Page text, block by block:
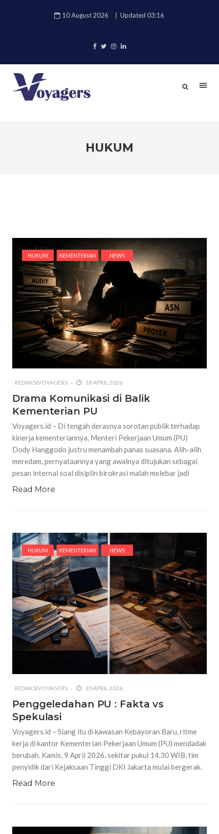
10 August 2026 Updated 03:16
HUKUM
HUKUM KEMENTERIAN NEWS
REDAKSIVOYAGERS 18 APRIL 2026
Drama Komunikasi di Balik
Kementerian PU
Voyagers.id – Di tengah derasnya sorotan publik terhadap
kinerja kementeriannya, Menteri Pekerjaan Umum (PU)
Dody Hanggodo justru menambah panas suasana. Alih-alih
meredam, pernyataannya yang awalnya ditujukan sebagai
pesan internal soal disiplin birokrasi malah melebar jadi
Read More
HUKUM KEMENTERIAN NEWS
REDAKSIVOYAGERS 10 APRIL 2026
Penggeledahan PU : Fakta vs
Spekulasi
Voyagers.id – Siang itu di kawasan Kebayoran Baru, ritme
kerja di kantor Kementerian Pekerjaan Umum (PU) mendadak
berubah. Kamis, 9 April 2026, sekitar pukul 14.30 WIB, tim
penyidik dari Kejaksaan Tinggi DKI Jakarta mulai bergerak.
Read More